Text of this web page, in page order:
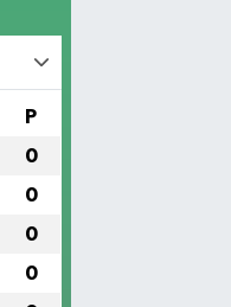
P
0
0
0
0